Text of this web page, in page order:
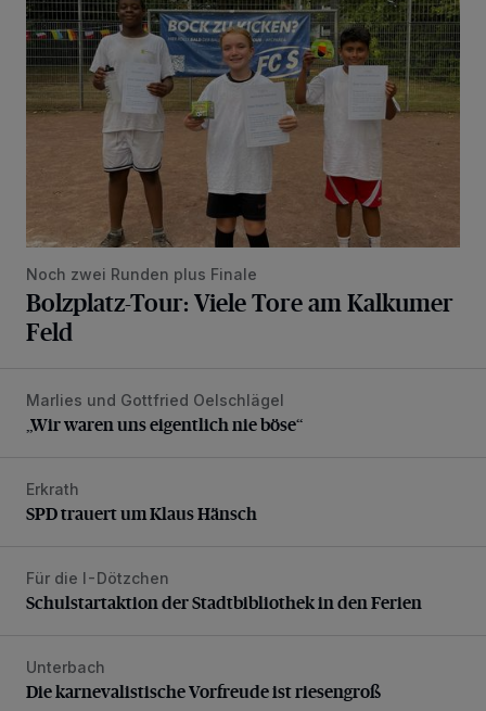
Noch zwei Runden plus Finale
Bolzplatz-Tour: Viele Tore am Kalkumer
Feld
„Wir waren uns eigentlich nie böse“
Marlies und Gottfried Oelschlägel
„Wir waren uns eigentlich nie böse“
SPD trauert um Klaus Hänsch
Erkrath
SPD trauert um Klaus Hänsch
Schulstartaktion der Stadtbibliothek in den Ferien
Für die I-Dötzchen
Schulstartaktion der Stadtbibliothek in den Ferien
Die karnevalistische Vorfreude ist riesengroß
Unterbach
Die karnevalistische Vorfreude ist riesengroß